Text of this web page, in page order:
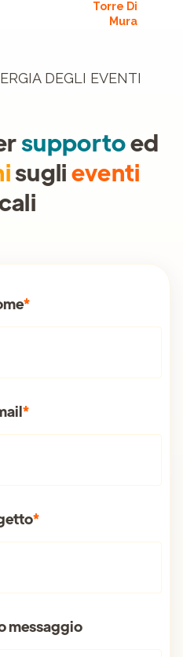
Torre Di
Mura
DEGLI EVENTI
supportoed
suglieventi
*
*
*
messaggio